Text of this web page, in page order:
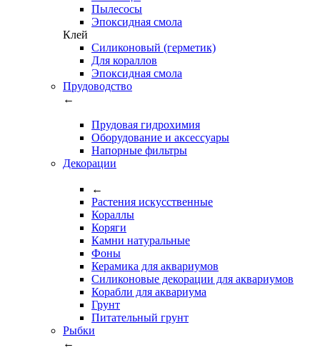
Пылесосы
Эпоксидная смола
Клей
Силиконовый (герметик)
Для кораллов
Эпоксидная смола
Прудоводство
←
Прудовая гидрохимия
Оборудование и аксессуары
Напорные фильтры
Декорации
←
Растения искусственные
Кораллы
Коряги
Камни натуральные
Фоны
Керамика для аквариумов
Силиконовые декорации для аквариумов
Корабли для аквариума
Грунт
Питательный грунт
Рыбки
←